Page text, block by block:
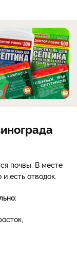
почвы. В месте
есть отводок.